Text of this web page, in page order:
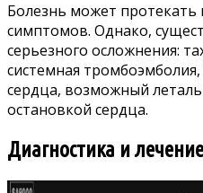
Болезнь может протекать
симптомов. Однако,
серьезного осложнения:
системная
сердца, возможный
остановкой сердца.
Диагностика и лечение